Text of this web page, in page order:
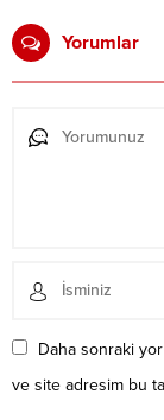
Yorumlar
Daha sonraki
ve site adresim bu